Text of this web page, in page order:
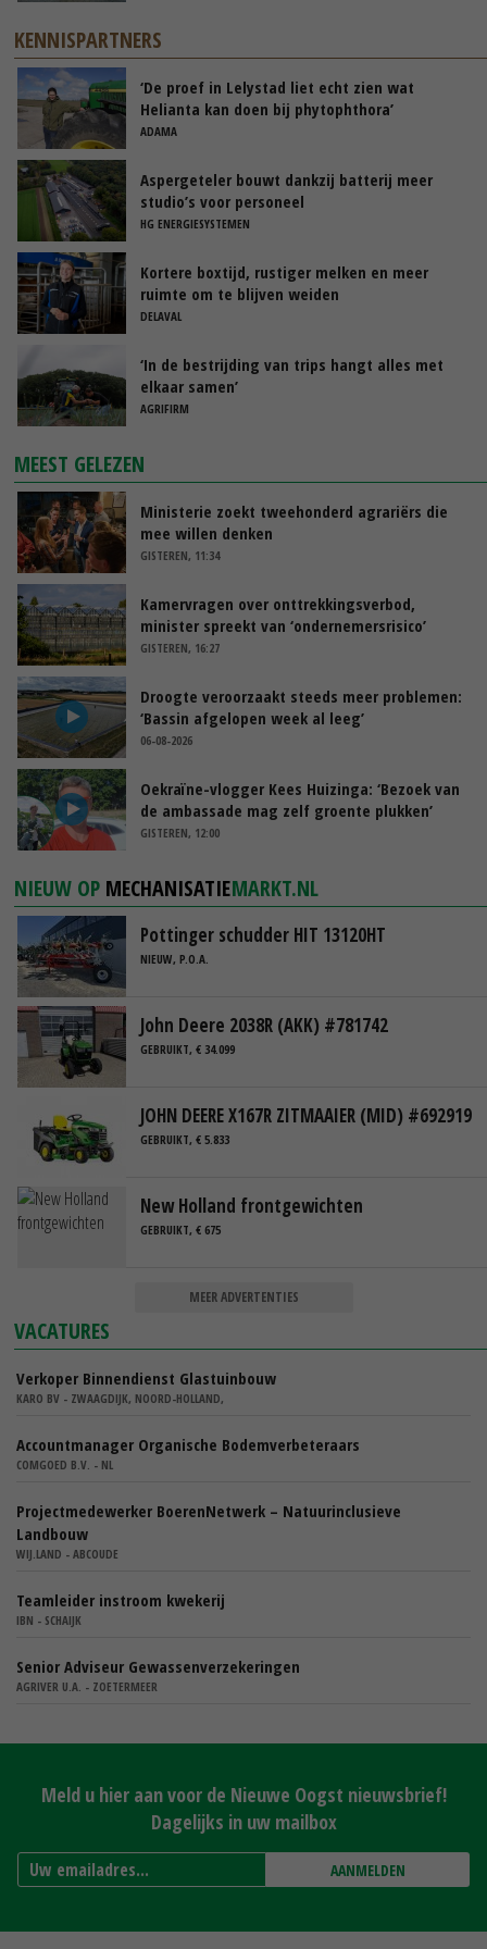
KENNISPARTNERS
‘De proef in Lelystad liet echt zien wat
Helianta kan doen bij phytophthora’
ADAMA
Aspergeteler bouwt dankzij batterij meer
studio’s voor personeel
HG ENERGIESYSTEMEN
Kortere boxtijd, rustiger melken en meer
ruimte om te blijven weiden
DELAVAL
‘In de bestrijding van trips hangt alles met
elkaar samen’
AGRIFIRM
MEEST GELEZEN
Ministerie zoekt tweehonderd agrariërs die
mee willen denken
GISTEREN, 11:34
Kamervragen over onttrekkingsverbod,
minister spreekt van ‘ondernemersrisico’
GISTEREN, 16:27
Droogte veroorzaakt steeds meer problemen:
‘Bassin afgelopen week al leeg’
06-08-2026
Oekraïne-vlogger Kees Huizinga: ‘Bezoek van
de ambassade mag zelf groente plukken’
GISTEREN, 12:00
NIEUW OP MECHANISATIEMARKT.NL
Pottinger schudder HIT 13120HT
NIEUW, P.O.A.
John Deere 2038R (AKK) #781742
GEBRUIKT, € 34.099
JOHN DEERE X167R ZITMAAIER (MID) #692919
GEBRUIKT, € 5.833
New Holland frontgewichten
GEBRUIKT, € 675
MEER ADVERTENTIES
VACATURES
Verkoper Binnendienst Glastuinbouw
KARO BV - ZWAAGDIJK, NOORD-HOLLAND,
Accountmanager Organische Bodemverbeteraars
COMGOED B.V. - NL
Projectmedewerker BoerenNetwerk – Natuurinclusieve
Landbouw
WIJ.LAND - ABCOUDE
Teamleider instroom kwekerij
IBN - SCHAIJK
Senior Adviseur Gewassenverzekeringen
AGRIVER U.A. - ZOETERMEER
Meld u hier aan voor de Nieuwe Oogst nieuwsbrief!
Dagelijks in uw mailbox
AANMELDEN